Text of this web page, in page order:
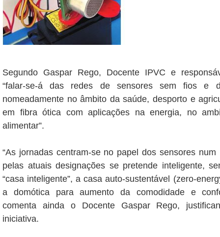
Segundo Gaspar Rego, Docente IPVC e
“falar-se-á das redes de sensores sem fios e
nomeadamente no âmbito da saúde, desporto e
em fibra ótica com aplicações na energia, no
alimentar”.
“As jornadas centram-se no papel dos sensores
pelas atuais designações se pretende inteligente,
“casa inteligente”, a casa auto-sustentável (zero-
a domótica para aumento da comodidade e
comenta ainda o Docente Gaspar Rego,
iniciativa.